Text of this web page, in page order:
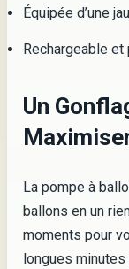
Équipée d’une
Rechargeable
Un
La pompe à
ballons en un
moments pour
longues